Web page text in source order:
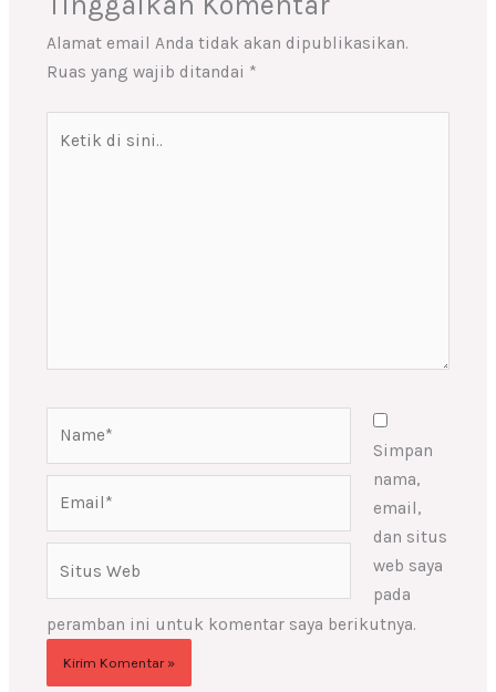
Alamat email Anda tidak akan dipublikasikan.
Ruas yang wajib ditandai *
Simpan
nama,
email,
dan situs
web saya
pada
peramban ini untuk komentar saya berikutnya.